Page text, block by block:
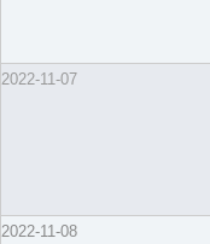
2022-11-07
2022-11-08